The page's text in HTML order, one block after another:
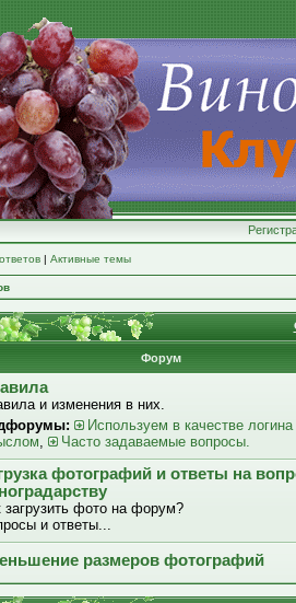
| Активные темы
Форум
и изменения в них.
Используем в качестве
, Часто задаваемые вопросы.
фотографий и ответы на
загрузить фото на форум?
и ответы...
размеров фотографий